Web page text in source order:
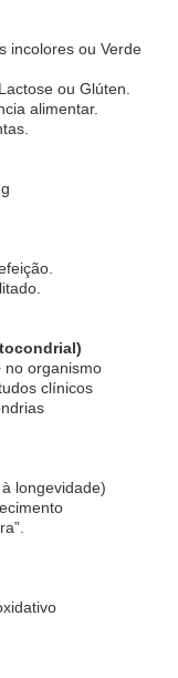
incolores ou Verde
ou Glúten.
alimentar.
no organismo
clínicos
longevidade)